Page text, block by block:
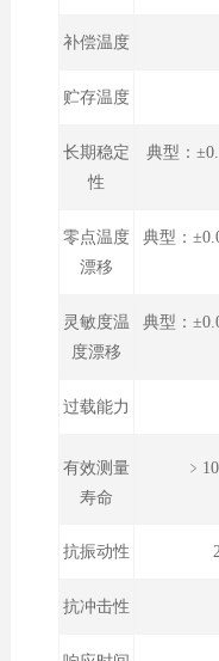
补偿温度
贮存温度
长期稳定
性
典型：
零点温度
漂移
典型：
灵敏度温
度漂移
典型：
过载能力
有效测量
寿命
﹥10
抗振动性
抗冲击性